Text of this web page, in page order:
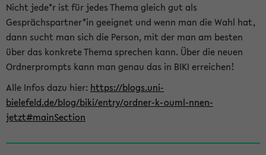
Nicht jede*r ist für jedes Thema gleich gut als
Gesprächspartner*in geeignet und wenn man die Wahl hat,
dann sucht man sich die Person, mit der man am besten
über das konkrete Thema sprechen kann. Über die neuen
Ordnerprompts kann man genau das in BIKI erreichen!
Alle Infos dazu hier: https://blogs.uni-
bielefeld.de/blog/biki/entry/ordner-k-ouml-nnen-
jetzt#mainSection